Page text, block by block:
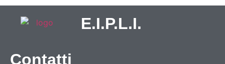
E.I.P.L.I.
Contatti